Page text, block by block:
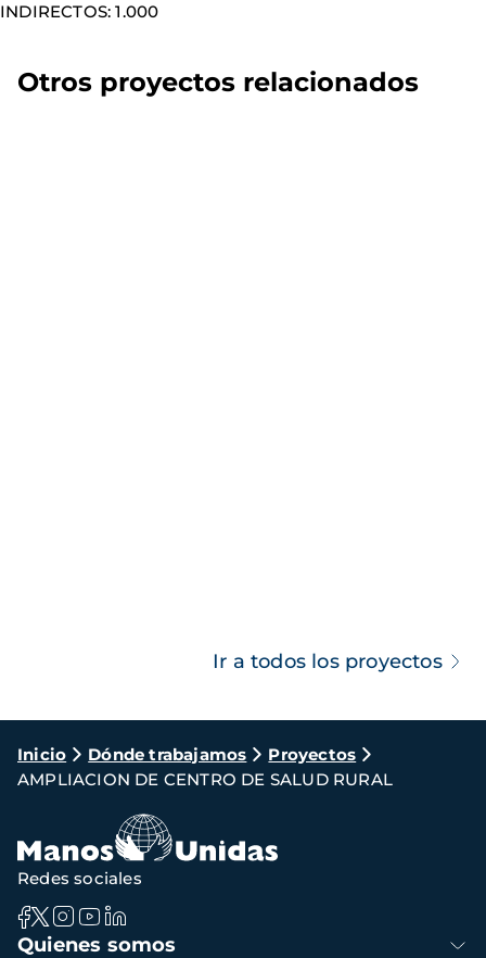
INDIRECTOS: 1.000
Otros proyectos relacionados
Ir a todos los proyectos
Ruta
de
navegación
Inicio Dónde trabajamos
Proyectos
AMPLIACION DE CENTRO DE SALUD RURAL
Navegación
Quienes somos
Redes sociales